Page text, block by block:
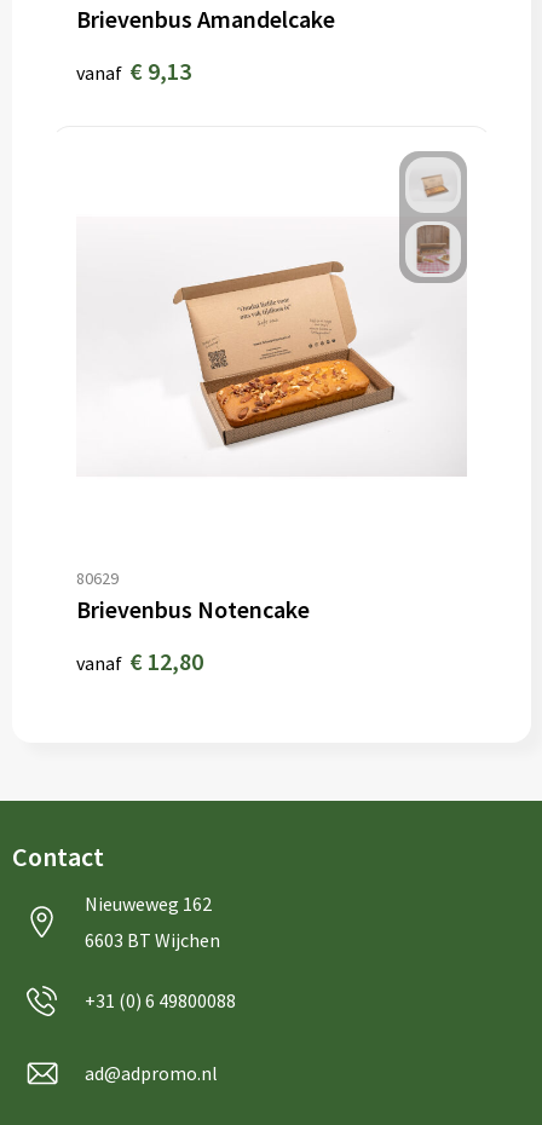
Brievenbus Amandelcake
vanaf € 9,13
80629
Brievenbus Notencake
vanaf € 12,80
Contact
Nieuweweg 162
6603 BT Wijchen
+31 (0) 6 49800088
ad@adpromo.nl